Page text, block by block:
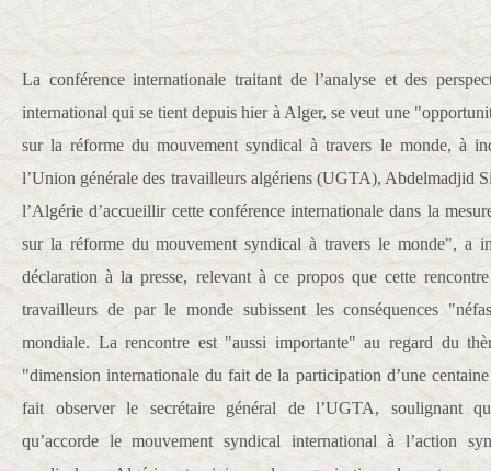
La conférence internationale traitant de l’analyse et des
international qui se tient depuis hier à Alger, se veut une
sur la réforme du mouvement syndical à travers le monde, à
l’Union générale des travailleurs algériens (UGTA), Abdelmadjid
l’Algérie d’accueillir cette conférence internationale dans la
sur la réforme du mouvement syndical à travers le monde", a
déclaration à la presse, relevant à ce propos que cette
travailleurs de par le monde subissent les conséquences
mondiale. La rencontre est "aussi importante" au regard du
"dimension internationale du fait de la participation d’une
fait observer le secrétaire général de l’UGTA, soulignant
qu’accorde le mouvement syndical international à l’action